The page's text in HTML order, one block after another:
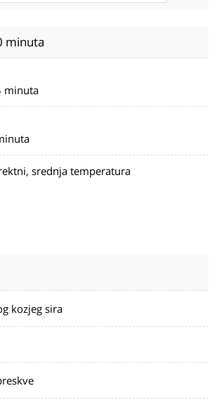
minuta
minuta
srednja temperatura
kozjeg sira